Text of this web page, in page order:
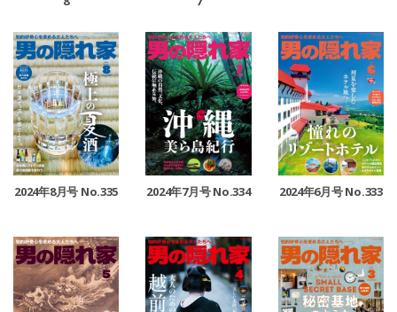
2024年8月号 No.335 2024年7月号 No.334 2024年6月号 No.333